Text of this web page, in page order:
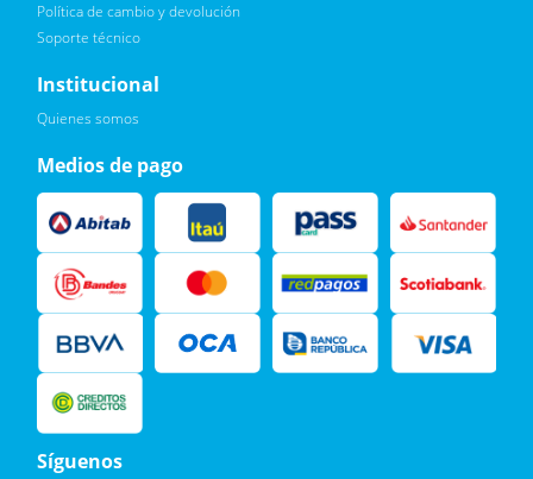
Leí, soy consciente de las condiciones para el tratamiento de
mis datos personales y doy mi consentimiento, tal y como se
Política de cambio y devolución
Soporte técnico
Institucional
Quienes somos
Medios de pago
Síguenos